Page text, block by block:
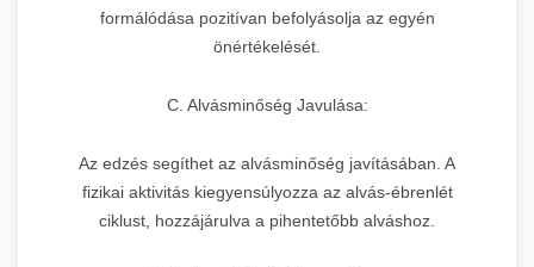
formálódása pozitívan befolyásolja az egyén
önértékelését.
C. Alvásminőség Javulása:
Az edzés segíthet az alvásminőség javításában. A
fizikai aktivitás kiegyensúlyozza az alvás-ébrenlét
ciklust, hozzájárulva a pihentetőbb alváshoz.